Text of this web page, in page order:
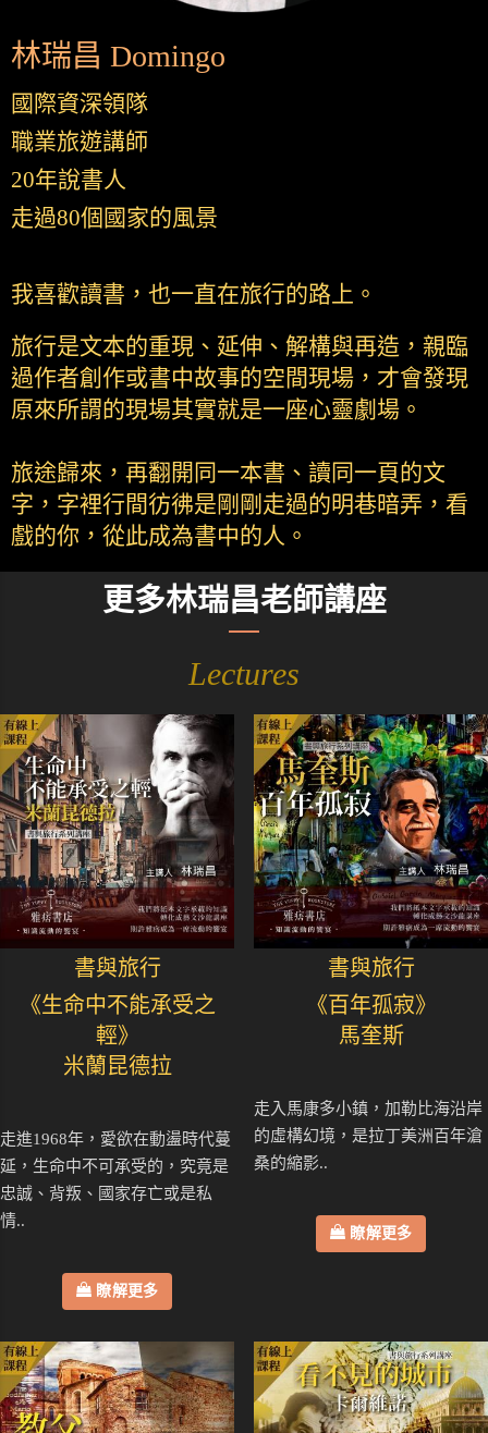
林瑞昌 Domingo
國際資深領隊
職業旅遊講師
20年說書人
走過80個國家的風景
我喜歡讀書，也一直在旅行的路上。
旅行是文本的重現、延伸、解構與再造，親臨
過作者創作或書中故事的空間現場，才會發現
原來所謂的現場其實就是一座心靈劇場。
旅途歸來，再翻開同一本書、讀同一頁的文
字，字裡行間彷彿是剛剛走過的明巷暗弄，看
戲的你，從此成為書中的人。
更多林瑞昌老師講座
Lectures
書與旅行
《生命中不能承受之
輕》
米蘭昆德拉
走進1968年，愛欲在動盪時代蔓
延，生命中不可承受的，究竟是
忠誠、背叛、國家存亡或是私
情..
瞭解更多
書與旅行
《百年孤寂》
馬奎斯
走入馬康多小鎮，加勒比海沿岸
的虛構幻境，是拉丁美洲百年滄
桑的縮影..
瞭解更多